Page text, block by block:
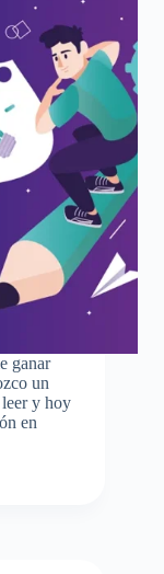
ganar
un
leer y hoy
en